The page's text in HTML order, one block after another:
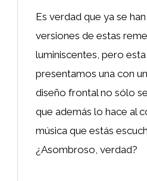
Es verdad que ya se
versiones de estas
luminiscentes, pero
presentamos una con
diseño frontal no sólo se
que además lo hace al
música que estás
¿Asombroso, verdad?